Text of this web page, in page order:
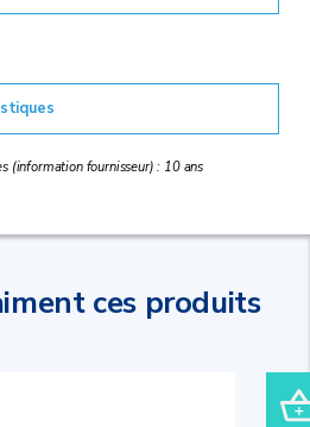
(information fournisseur) : 10 ans
ces produits